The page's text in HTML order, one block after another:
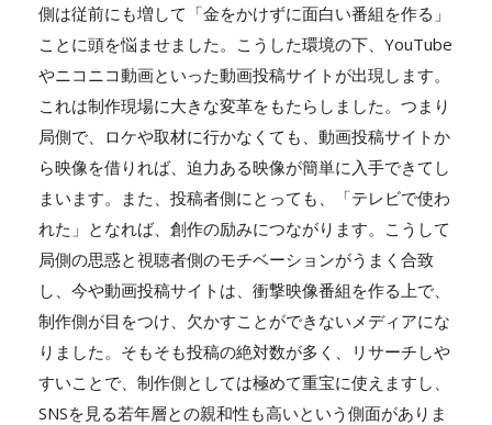
側は従前にも増して「金をかけずに面白い番組を作る」
ことに頭を悩ませました。こうした環境の下、YouTube
やニコニコ動画といった動画投稿サイトが出現します。
これは制作現場に大きな変革をもたらしました。つまり
局側で、ロケや取材に行かなくても、動画投稿サイトか
ら映像を借りれば、迫力ある映像が簡単に入手できてし
まいます。また、投稿者側にとっても、「テレビで使わ
れた」となれば、創作の励みにつながります。こうして
局側の思惑と視聴者側のモチベーションがうまく合致
し、今や動画投稿サイトは、衝撃映像番組を作る上で、
制作側が目をつけ、欠かすことができないメディアにな
りました。そもそも投稿の絶対数が多く、リサーチしや
すいことで、制作側としては極めて重宝に使えますし、
SNSを見る若年層との親和性も高いという側面がありま